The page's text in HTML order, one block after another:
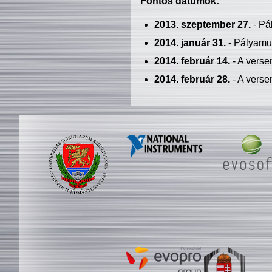
2013. szeptember 27.-
2014. január 31.-
2014. február 14.- A
2014. február 28.- A